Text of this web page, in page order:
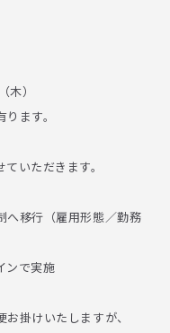
）
ます。
いただきます。
へ移行（雇用形態／勤務
ンで実施
掛けいたしますが、